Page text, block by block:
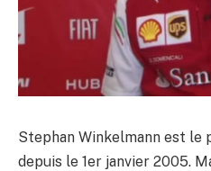
Stephan Winkelmann est le
depuis le 1er janvier 2005.